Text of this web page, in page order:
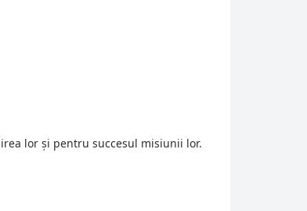
lor și pentru succesul misiunii lor.